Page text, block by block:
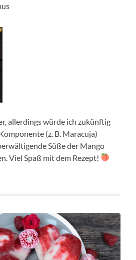
allerdings würde ich zukünftig
(z. B. Maracuja)
Süße der Mango
Viel Spaß mit dem Rezept!